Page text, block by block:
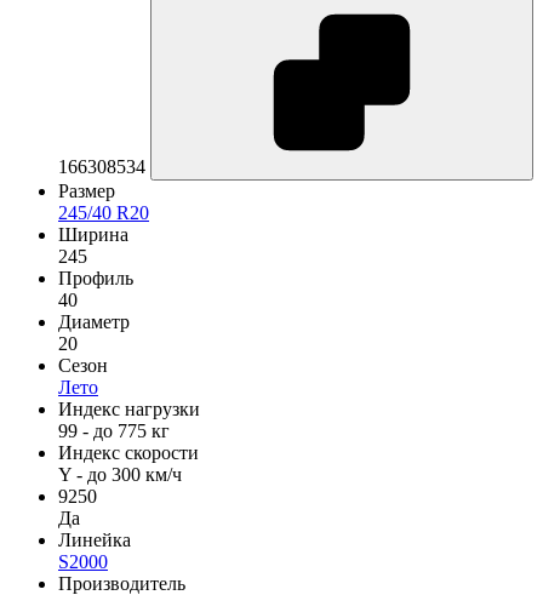
166308534
Размер
245/40 R20
Ширина
245
Профиль
40
Диаметр
20
Сезон
Лето
Индекс нагрузки
99 - до 775 кг
Индекс скорости
Y - до 300 км/ч
9250
Да
Линейка
S2000
Производитель